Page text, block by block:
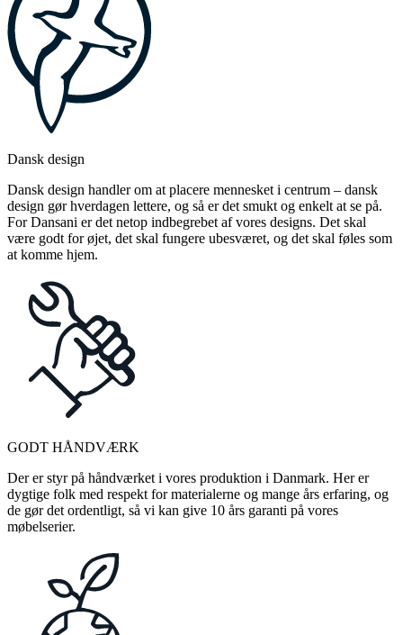
Dansk design
Dansk design handler om at placere mennesket i centrum – dansk
design gør hverdagen lettere, og så er det smukt og enkelt at se på.
For Dansani er det netop indbegrebet af vores designs. Det skal
være godt for øjet, det skal fungere ubesværet, og det skal føles som
at komme hjem.
GODT HÅNDVÆRK
Der er styr på håndværket i vores produktion i Danmark. Her er
dygtige folk med respekt for materialerne og mange års erfaring, og
de gør det ordentligt, så vi kan give 10 års garanti på vores
møbelserier.